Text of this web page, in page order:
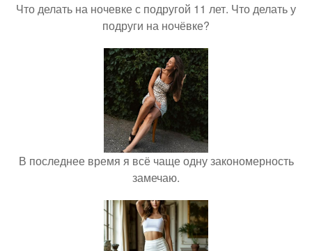
Что делать на ночевке с подругой 11 лет. Что делать у
подруги на ночёвке?
В последнее время я всё чаще одну закономерность
замечаю.